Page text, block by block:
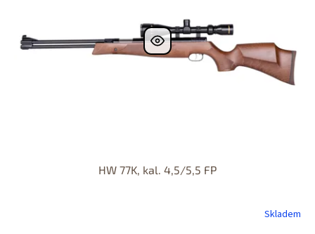
HW 77K, kal. 4,5/5,5 FP
Skladem